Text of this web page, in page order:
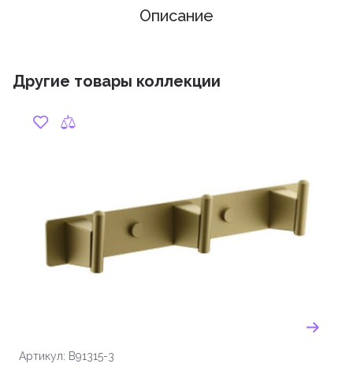
Описание
Другие товары коллекции
Артикул: B91315-3